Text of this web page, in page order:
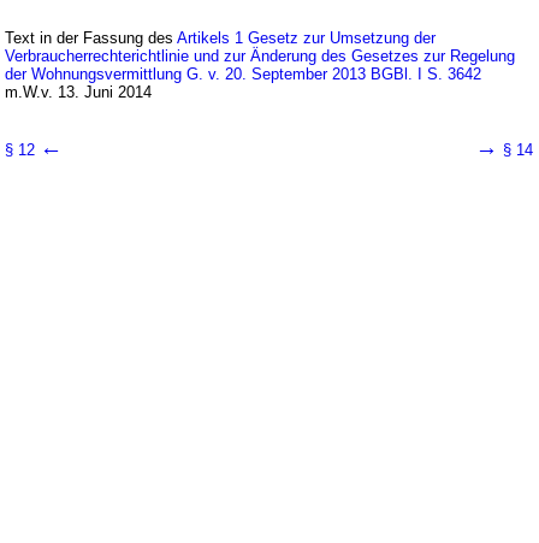
Text in der Fassung desArtikels 1 Gesetz zur Umsetzung der
Verbraucherrechterichtlinie und zur Änderung des Gesetzes zur Regelung
der Wohnungsvermittlung G. v. 20. September 2013 BGBl. I S. 3642
m.W.v. 13. Juni 2014
§ 12 ← → § 14